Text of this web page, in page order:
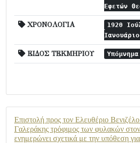
Εφετών
ΧΡΟΝΟΛΟΓΙΑ
1920
ΕΙΔΟΣ ΤΕΚΜΗΡΙΟΥ Υπόμνημα
Επιστολή προς τον Ελευθέριο
Γαλεράκης τρόφιμος των φυλακών
ενημερώνει σχετικά με την υπόθεση